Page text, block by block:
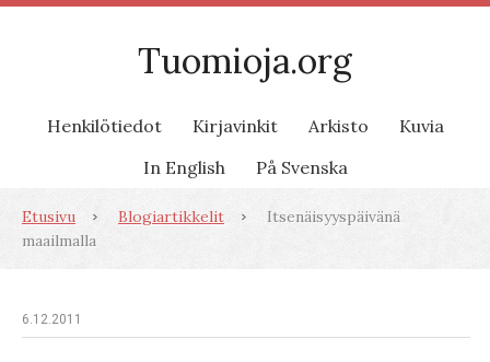
Tuomioja.org
Henkilötiedot Kirjavinkit Arkisto
Kuvia
In English
På Svenska
Etusivu Blogiartikkelit
Itsenäisyyspäivänä
maailmalla
6.12.2011